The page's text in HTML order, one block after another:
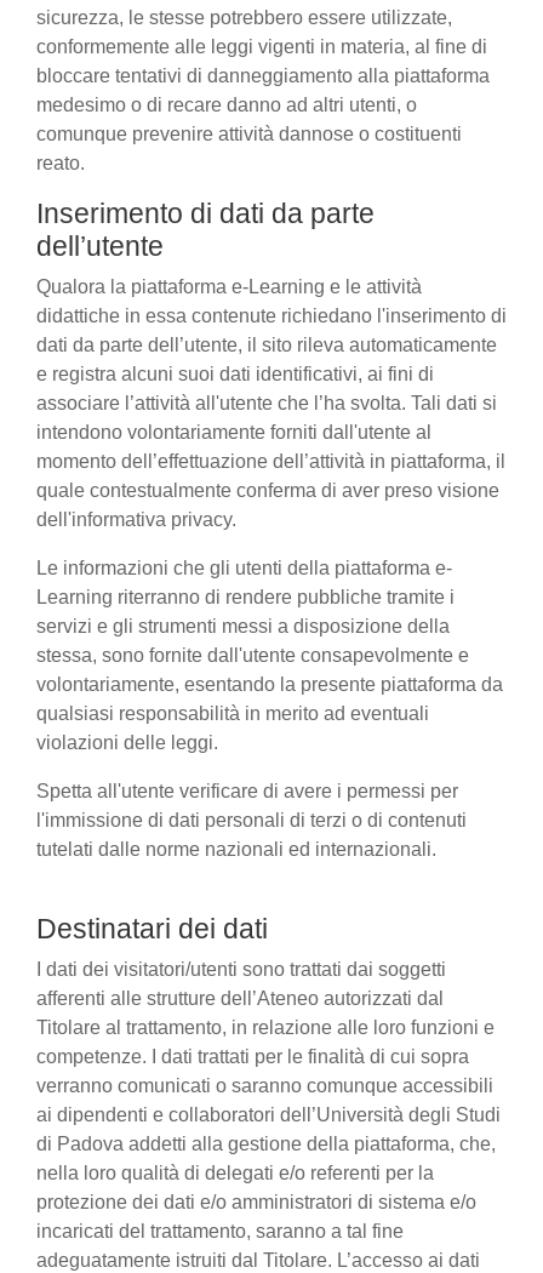
sicurezza, le stesse potrebbero essere utilizzate,
conformemente alle leggi vigenti in materia, al fine di
bloccare tentativi di danneggiamento alla piattaforma
medesimo o di recare danno ad altri utenti, o
comunque prevenire attività dannose o costituenti
reato.
Inserimento di dati da parte
dell’utente
Qualora la piattaforma e-Learning e le attività
didattiche in essa contenute richiedano l'inserimento di
dati da parte dell’utente, il sito rileva automaticamente
e registra alcuni suoi dati identificativi, ai fini di
associare l’attività all'utente che l’ha svolta. Tali dati si
intendono volontariamente forniti dall'utente al
momento dell’effettuazione dell’attività in piattaforma, il
quale contestualmente conferma di aver preso visione
dell'informativa privacy.
Le informazioni che gli utenti della piattaforma e-
Learning riterranno di rendere pubbliche tramite i
servizi e gli strumenti messi a disposizione della
stessa, sono fornite dall'utente consapevolmente e
volontariamente, esentando la presente piattaforma da
qualsiasi responsabilità in merito ad eventuali
violazioni delle leggi.
Spetta all'utente verificare di avere i permessi per
l'immissione di dati personali di terzi o di contenuti
tutelati dalle norme nazionali ed internazionali.
Destinatari dei dati
I dati dei visitatori/utenti sono trattati dai soggetti
afferenti alle strutture dell’Ateneo autorizzati dal
Titolare al trattamento, in relazione alle loro funzioni e
competenze. I dati trattati per le finalità di cui sopra
verranno comunicati o saranno comunque accessibili
ai dipendenti e collaboratori dell’Università degli Studi
di Padova addetti alla gestione della piattaforma, che,
nella loro qualità di delegati e/o referenti per la
protezione dei dati e/o amministratori di sistema e/o
incaricati del trattamento, saranno a tal fine
adeguatamente istruiti dal Titolare. L’accesso ai dati